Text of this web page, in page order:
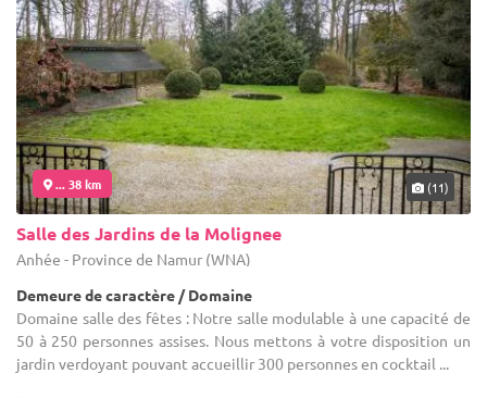
... 38 km (11)
Salle des Jardins de la Molignee
Anhée - Province de Namur (WNA)
Demeure de caractère / Domaine
Domaine salle des fêtes : Notre salle modulable à une capacité de
50 à 250 personnes assises. Nous mettons à votre disposition un
jardin verdoyant pouvant accueillir 300 personnes en cocktail ...